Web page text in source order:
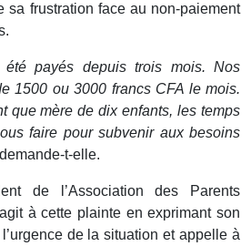
sa frustration face au non-paiement
été payés depuis trois mois. Nos
1500 ou 3000 francs CFA le mois.
que mère de dix enfants, les temps
faire pour subvenir aux besoins
t-elle.
de l’Association des Parents
à cette plainte en exprimant son
de la situation et appelle à